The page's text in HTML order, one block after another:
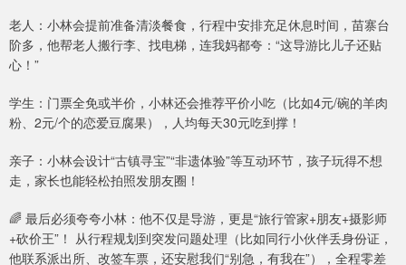
老人：小林会提前准备清淡餐食，行程中安排充足休息时间，苗寨台
阶多，他帮老人搬行李、找电梯，连我妈都夸：“这导游比儿子还贴
心！”
学生：门票全免或半价，小林还会推荐平价小吃（比如4元/碗的羊肉
粉、2元/个的恋爱豆腐果），人均每天30元吃到撑！
亲子：小林会设计“古镇寻宝”“非遗体验”等互动环节，孩子玩得不想
走，家长也能轻松拍照发朋友圈！
🌈 最后必须夸夸小林：他不仅是导游，更是“旅行管家+朋友+摄影师
+砍价王”！ 从行程规划到突发问题处理（比如同行小伙伴丢身份证，
他联系派出所、改签车票，还安慰我们“别急，有我在”），全程零差